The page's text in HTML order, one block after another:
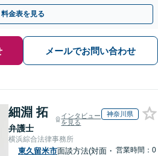
い。
料金表を見る
メールでお問い合わせ
細淵 拓
弁護士
インタビュー
を見る
神奈川県
横浜綜合法律事務所
東久留米市面談方法(対面・ 営業時間：0